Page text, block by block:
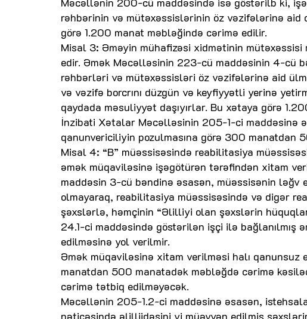
rəhbərinin və mütəxəssislərinin öz vəzifələrinə
görə 1.200 manat məbləğində cərimə edilir.
Misal 3: Əməyin mühafizəsi xidmətinin
edir. Əmək Məcəlləsinin 223-cü maddəsinin 4-cü
rəhbərləri və mütəxəssisləri öz vəzifələrinə aid
və vəzifə borcrını düzgün və keyfiyyətli yerinə
qaydada məsuliyyət daşıyırlar. Bu xətaya görə
İnzibati Xətalar Məcəlləsinin 205-1-ci maddəsinə
qanunvericiliyin pozulmasına görə 300 manatdan
Misal 4: “B” müəssisəsində reabilitasiya
əmək müqaviləsinə işəgötürən tərəfindən xitam
maddəsin 3-cü bəndinə əsasən, müəssisənin ləğv
olmayaraq, reabilitasiya müəssisəsində və digər
şəxslərlə, həmçinin “Əlilliyi olan şəxslərin
24.1-ci maddəsində göstərilən işçi ilə
edilməsinə yol verilmir.
Əmək müqaviləsinə xitam verilməsi halı
manatdan 500 manatadək məbləğdə cərimə
cərimə tətbiq edilməyəcək.
Məcəllənin 205-1.2-ci maddəsinə əsasən,
nəticəsində əlilliidəsini yi müəyyən edilmiş